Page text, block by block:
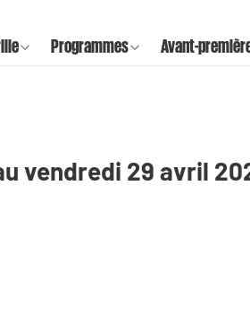
Programmes Avant-
vendredi 29 avril